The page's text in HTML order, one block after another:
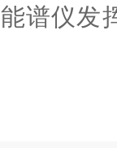
能谱仪发